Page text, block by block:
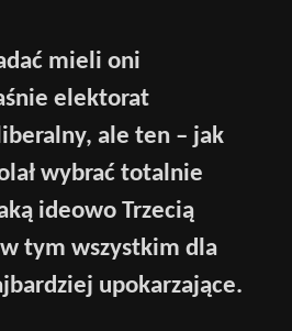
mieli oni
elektorat
ale ten – jak
wybrać totalnie
ideowo Trzecią
tym wszystkim dla
upokarzające.